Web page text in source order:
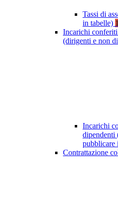
Tassi di
in tabelle)
Incarichi
(dirigenti e non
Incarichi
dipendenti
pubblicare
Contrattazione